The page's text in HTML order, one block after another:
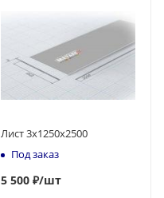
Лист 3х1250х2500
Под заказ
5 500 ₽/шт